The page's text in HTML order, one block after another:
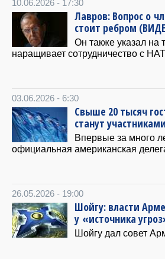
10.06.2026 - 17:30
Лавров: Вопрос о
стоит ребром
Он также указал на
наращивает сотрудничество с
03.06.2026 - 6:30
Свыше 20 тысяч
станут
Впервые за много
официальная американская
26.05.2026 - 19:00
Шойгу: власти
у «источника
Шойгу дал совет